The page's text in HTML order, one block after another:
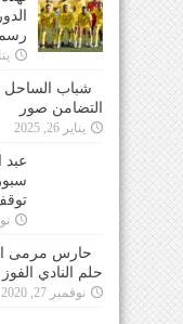
شباب الساحل
التضامن صور
يناير 26, 2025
عبد الوهاب
الأنصار أكثر
حارس مرمى
حلم النادي
نوفمبر 27, 2020